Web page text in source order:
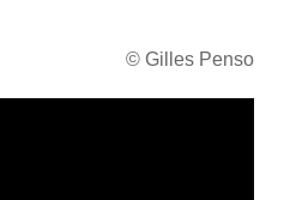
© Gilles Penso